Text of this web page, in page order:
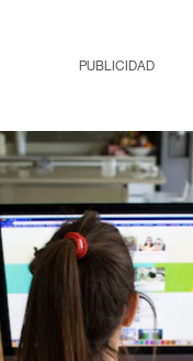
PUBLICIDAD